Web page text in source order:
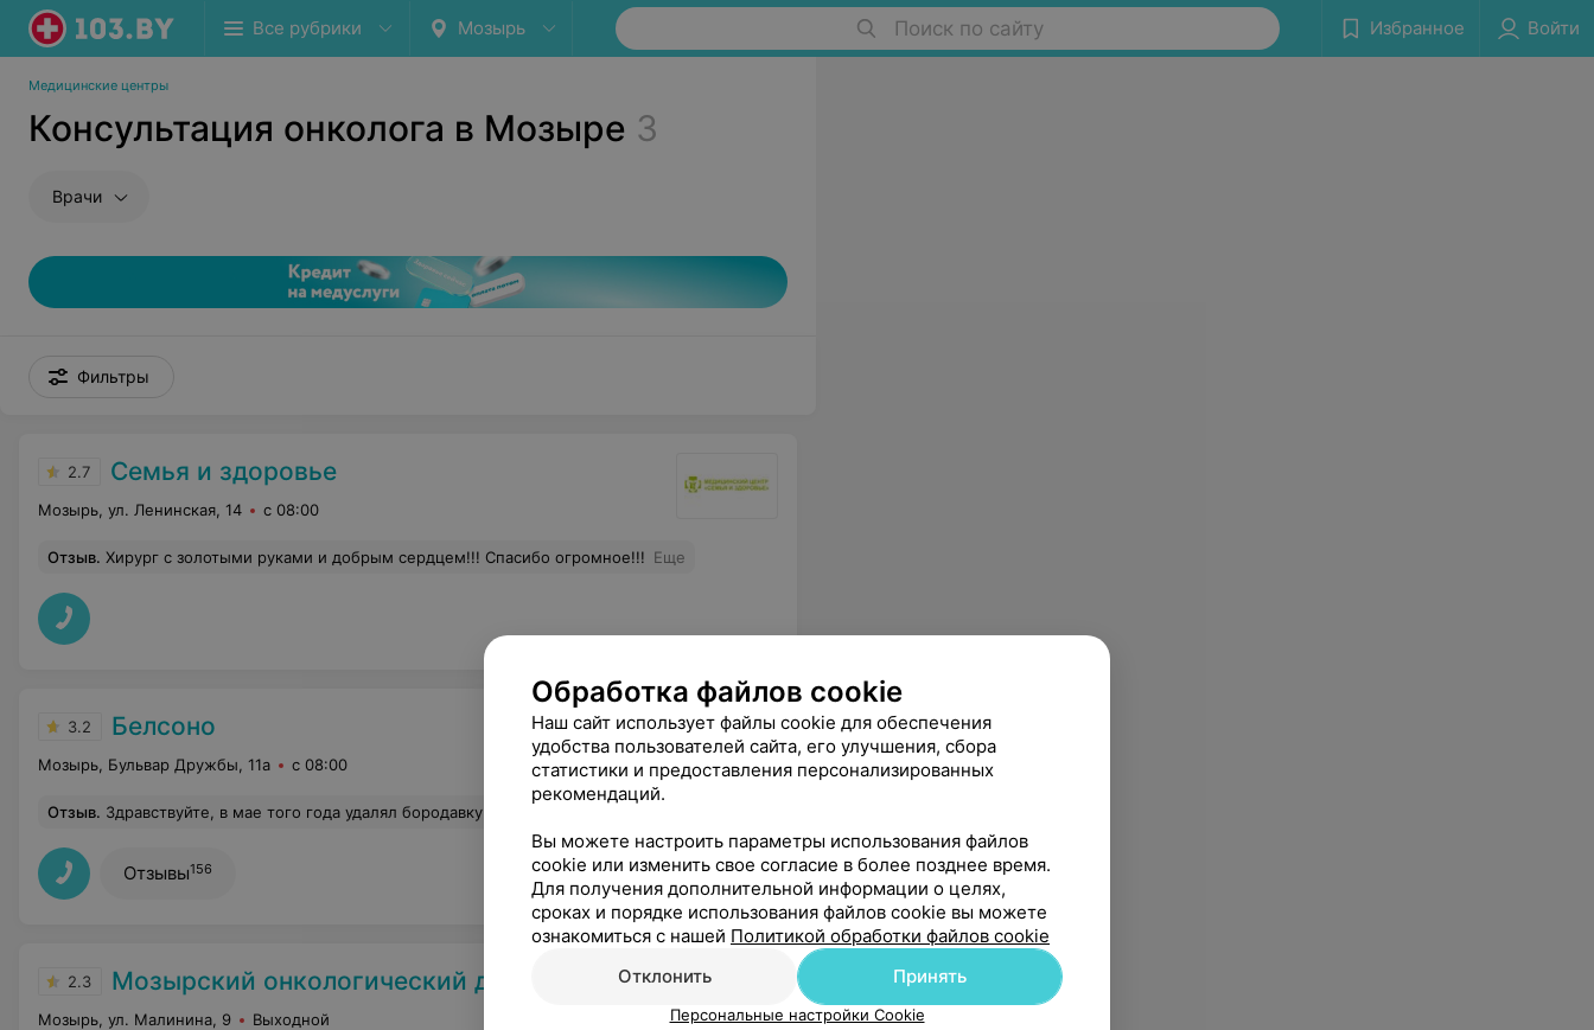
Все рубрики Мозырь Поиск по сайту Избранное Войти
Медицинские центры
Консультация онколога в Мозыре 3
Врачи
Фильтры
2.7 Семья и здоровье
Мозырь, ул. Ленинская, 14 с 08:00
Отзыв. Хирург с золотыми руками и добрым сердцем!!! Спасибо огромное!!! Еще
3.2 Белсоно
Мозырь, Бульвар Дружбы, 11а с 08:00
Отзыв. Здравствуйте, в мае того года удалял бородавку на руке в вашем центре, шрамов не осталось, очень доволен, медперсонал вежливый и компетентный. В этом году, к сожалению, в вашу клинику попасть не смог, но по рекомендации доктора начал пользоваться ледеразолом, бородавка ушла без следа!
Отзывы156
2.3 Мозырский онкологический диспансер
Мозырь, ул. Малинина, 9 Выходной
Обработка файлов cookie
Наш сайт использует файлы cookie для обеспечения
удобства пользователей сайта, его улучшения, сбора
статистики и предоставления персонализированных
рекомендаций.
Вы можете настроить параметры использования файлов
cookie или изменить свое согласие в более позднее время.
Для получения дополнительной информации о целях,
сроках и порядке использования файлов cookie вы можете
ознакомиться с нашей Политикой обработки файлов cookie
Отклонить
Принять
Персональные настройки Cookie